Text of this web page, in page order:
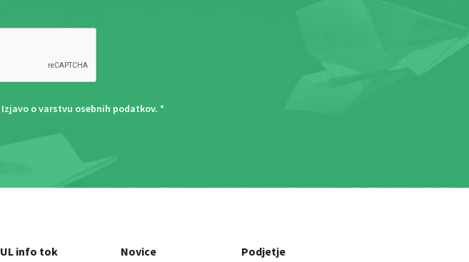
Izjavo o varstvu osebnih podatkov. *
UL info tok Novice Podjetje